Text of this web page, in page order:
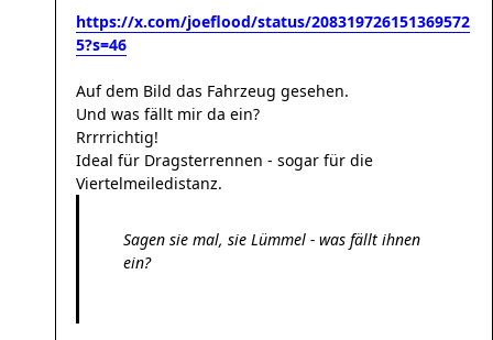
https://x.com/joeflood/status/208319726151369572
5?s=46
Auf dem Bild das Fahrzeug gesehen.
Und was fällt mir da ein?
Rrrrrichtig!
Ideal für Dragsterrennen - sogar für die
Viertelmeiledistanz.
Sagen sie mal, sie Lümmel - was fällt ihnen
ein?